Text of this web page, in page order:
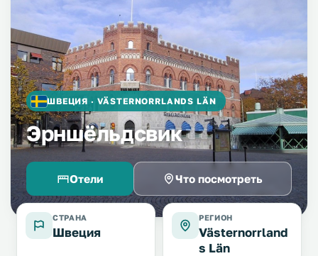
ШВЕЦИЯ · VÄSTERNORRLANDS LÄN
Эрншёльдсвик
Отели Что посмотреть
СТРАНА
Швеция
РЕГИОН
Västernorrland
s Län